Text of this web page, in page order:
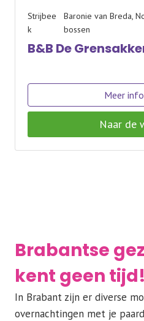
Strijbee
k
Baronie van Breda,
bossen
B&B De
Meer
Naar de
Brabantse
kent geen tijd!
In Brabant zijn er diverse
overnachtingen met je